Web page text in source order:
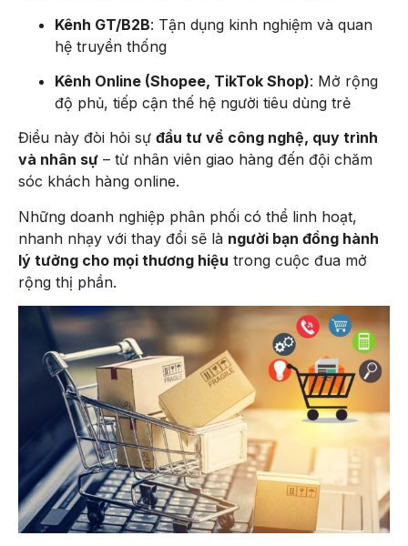
Kênh GT/B2B: Tận dụng kinh nghiệm và quan
hệ truyền thống
Kênh Online (Shopee, TikTok Shop): Mở rộng
độ phủ, tiếp cận thế hệ người tiêu dùng trẻ
Điều này đòi hỏi sự đầu tư về công nghệ, quy trình
và nhân sự – từ nhân viên giao hàng đến đội chăm
sóc khách hàng online.
Những doanh nghiệp phân phối có thể linh hoạt,
nhanh nhạy với thay đổi sẽ là người bạn đồng hành
lý tưởng cho mọi thương hiệu trong cuộc đua mở
rộng thị phần.